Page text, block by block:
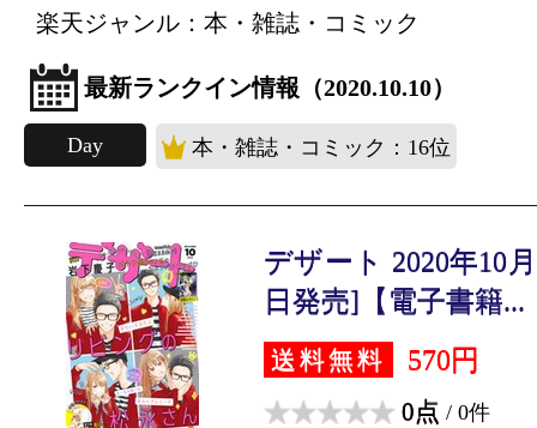
楽天ジャンル：本・雑誌・コミック
最新ランクイン情報（2020.10.10）
Day 本・雑誌・コミック：16位
デザート 2020年10
日発売]【電子書籍...
送料無料 570円
0点 / 0件